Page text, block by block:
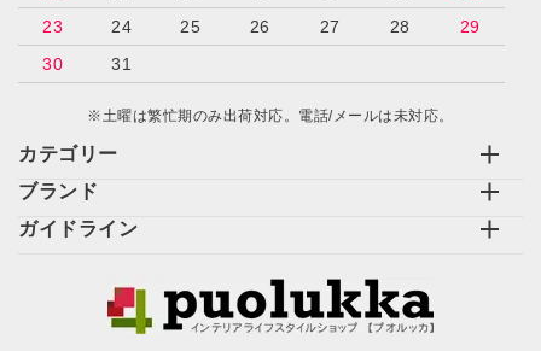
カテゴリー
ブランド
ガイドライン
23
24 25 26 27 28
29
30
31
※土曜は繁忙期のみ出荷対応。電話/メールは未対応。